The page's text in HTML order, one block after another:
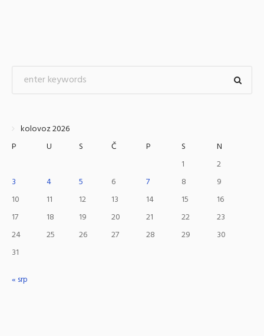
kolovoz 2026
P
U S Č P S
N
1
2
3
4 5 6 7 8
9
10
11 12 13 14 15
16
17
18 19 20 21 22
23
24
25 26 27 28 29
30
31
« srp